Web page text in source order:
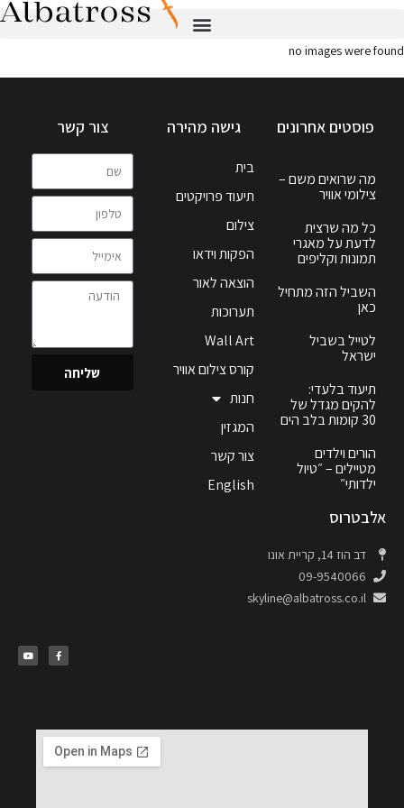
no images were found
פוסטים אחרונים
מה שרואים משם –
צילומי אוויר
כל מה שרצית
לדעת על מאגרי
תמונות וקליפים
השביל הזה מתחיל
כאן
לטייל בשביל
ישראל
תיעוד בלעדי:
להקים מגדל של
30 קומות בלב הים
הורים וילדים
מטיילים – ״טיול
ילדותי״
גישה מהירה
בית
תיעוד פרויקטים
צילום
הפקות וידאו
הוצאה לאור
תערוכות
Wall Art
קורס צילום אוויר
חנות
המגזין
צור קשר
English
צור קשר
שליחה
אלבטרוס
דב הוז 14, קריית אונו
09-9540066
skyline@albatross.co.il